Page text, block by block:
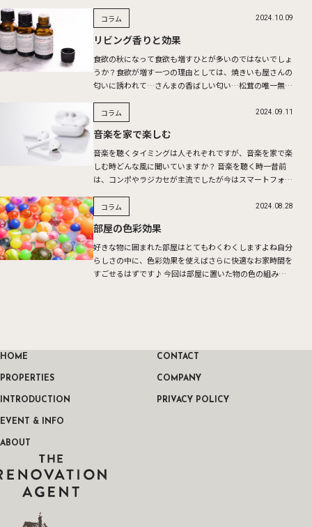
リビング香りと効果
食欲の秋になって食欲も増すひとが多いのではないでしょ
うか？食欲が増す一つの理由としては、焼きいも屋さんの
匂いに誘われて…さんまの香ばしい匂い…松茸の唯一無二
ありさまざま […]
コラム 2024.10.09
音楽を家で楽しむ
音楽を聴くタイミングは人それぞれですが、音楽を家で楽
しむ時どんな風に聞いていますか？ 音楽を聴く時一昔前
は、コンポやラジカセが主流でしたが今はスマートフォン
ーに […]
コラム 2024.09.11
部屋の色彩効果
好きな物に囲まれた部屋はとてもわくわくしますよね自分
らしさの中に、色彩効果を使えばさらに快適なお家時間を
すごせるはずです♪ 今回は部屋に置いた物の色の組み合
コラム 2024.08.28
RENOVATION AGENT
HOME
PROPERTIES
INTRODUCTION
EVENT & INFO
ABOUT
CONTACT
COMPANY
PRIVACY POLICY